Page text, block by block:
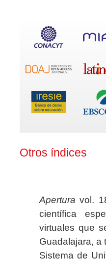
Otros índices
Apertura vol.
científica
virtuales que
Guadalajara, a
Sistema de